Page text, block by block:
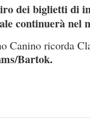
dei biglietti di
continuerà nel
Canino ricorda
Bartok.